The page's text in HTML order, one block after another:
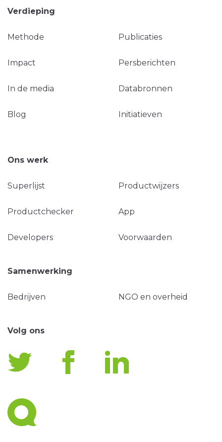
Verdieping
Methode Publicaties
Impact Persberichten
In de media Databronnen
Blog Initiatieven
Ons werk
Superlijst Productwijzers
Productchecker App
Developers Voorwaarden
Samenwerking
Bedrijven NGO en overheid
Volg ons